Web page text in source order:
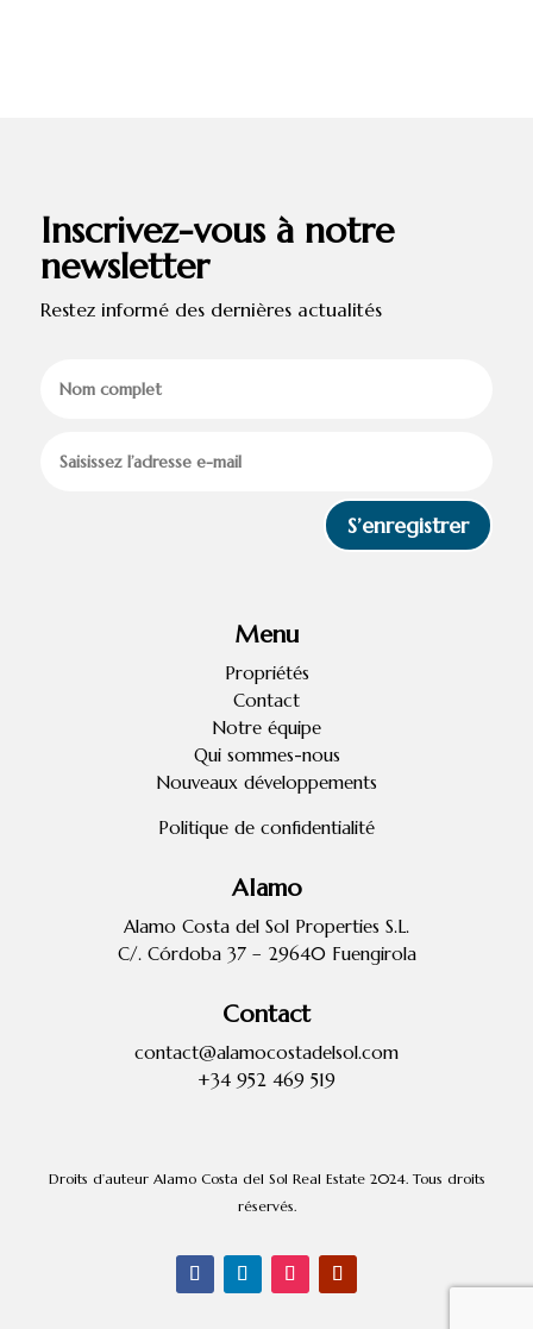
Inscrivez-vous à notre
newsletter
Restez informé des dernières actualités
S’enregistrer
Menu
Propriétés
Contact
Notre équipe
Qui sommes-nous
Nouveaux développements
Politique de confidentialité
Alamo
Alamo Costa del Sol Properties S.L.
C/. Córdoba 37 – 29640 Fuengirola
Contact
contact@alamocostadelsol.com
+34 952 469 519
Droits d’auteur Alamo Costa del Sol Real Estate 2024. Tous droits
réservés.